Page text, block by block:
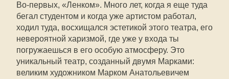
Во-первых, «Ленком». Много лет, когда я еще туда
бегал студентом и когда уже артистом работал,
ходил туда, восхищался эстетикой этого театра, его
невероятной харизмой, где уже у входа ты
погружаешься в его особую атмосферу. Это
уникальный театр, созданный двумя Марками:
великим художником Марком Анатольевичем